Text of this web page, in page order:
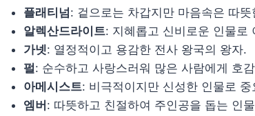
플래티넘: 겉으로는 차갑지만 마음속은 따뜻
알렉산드라이트: 지혜롭고 신비로운 인물로
가넷: 열정적이고 용감한 전사 왕국의 왕자.
펄: 순수하고 사랑스러워 많은 사람에게 호
아메시스트: 비극적이지만 신성한 인물로
엠버 : 따뜻하고 친절하여 주인공을 돕는 인